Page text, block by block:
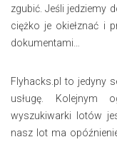
zgubić. Jeśli jedziemy
ciężko je okiełznać i
dokumentami…
Flyhacks.pl to jedyny
usługę. Kolejnym
wyszukiwarki lotów
nasz lot ma